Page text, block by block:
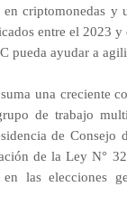
criptomonedas y
entre el 2023
pueda ayudar a
una creciente
de trabajo
de
de la Ley N°
las elecciones